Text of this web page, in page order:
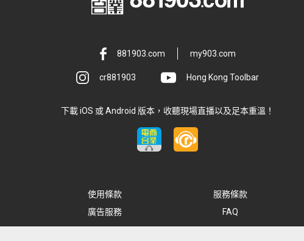
881903.com my903.com
cr881903 Hong Kong Toolbar
下載 iOS 或 Android 版本，收聽現場直播以及足本重溫！
使用條款
服務條款
廣告服務 FAQ